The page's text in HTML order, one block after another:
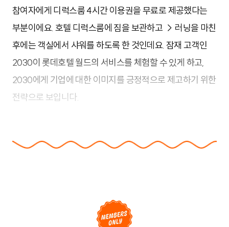
참여자에게 디럭스룸 4시간 이용권을 무료로 제공했다는
부분이에요. 호텔 디럭스룸에 짐을 보관하고 → 러닝을 마친
후에는 객실에서 샤워를 하도록 한 것인데요. 잠재 고객인
2030이 롯데호텔 월드의 서비스를 체험할 수 있게 하고,
2030에게 기업에 대한 이미지를 긍정적으로 제고하기 위한
전략으로 보입니다.